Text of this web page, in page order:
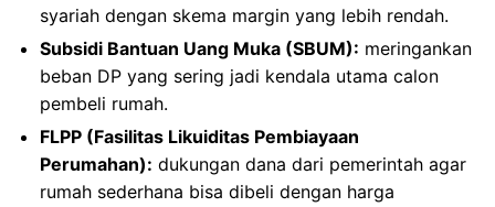
syariah dengan skema margin yang lebih rendah.
Subsidi Bantuan Uang Muka (SBUM): meringankan
beban DP yang sering jadi kendala utama calon
pembeli rumah.
FLPP (Fasilitas Likuiditas Pembiayaan
Perumahan): dukungan dana dari pemerintah agar
rumah sederhana bisa dibeli dengan harga